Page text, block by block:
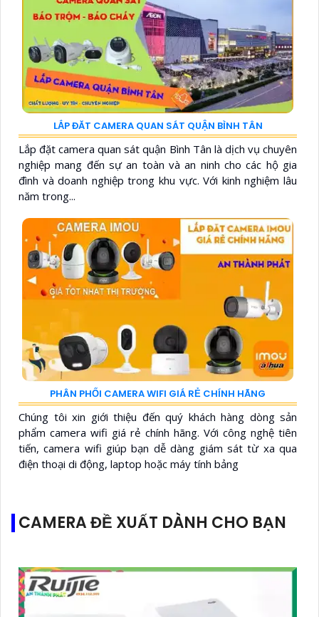
LẮP ĐĂT CAMERA QUAN SÁT QUẬN BÌNH TÂN
Lắp đặt camera quan sát quận Bình Tân là dịch vụ chuyên
nghiệp mang đến sự an toàn và an ninh cho các hộ gia
đình và doanh nghiệp trong khu vực. Với kinh nghiệm lâu
năm trong...
PHÂN PHỐI CAMERA WIFI GIÁ RẺ CHÍNH HÃNG
Chúng tôi xin giới thiệu đến quý khách hàng dòng sản
phẩm camera wifi giá rẻ chính hãng. Với công nghệ tiên
tiến, camera wifi giúp bạn dễ dàng giám sát từ xa qua
điện thoại di động, laptop hoặc máy tính bảng
CAMERA ĐỀ XUẤT DÀNH CHO BẠN